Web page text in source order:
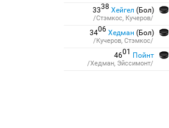
3338 Хейгел (Бол)
/Стэмкос, Кучеров/
3406 Хедман (Бол)
/Кучеров, Стэмкос/
4601 Пойнт
/Хедман, Эйссимонт/